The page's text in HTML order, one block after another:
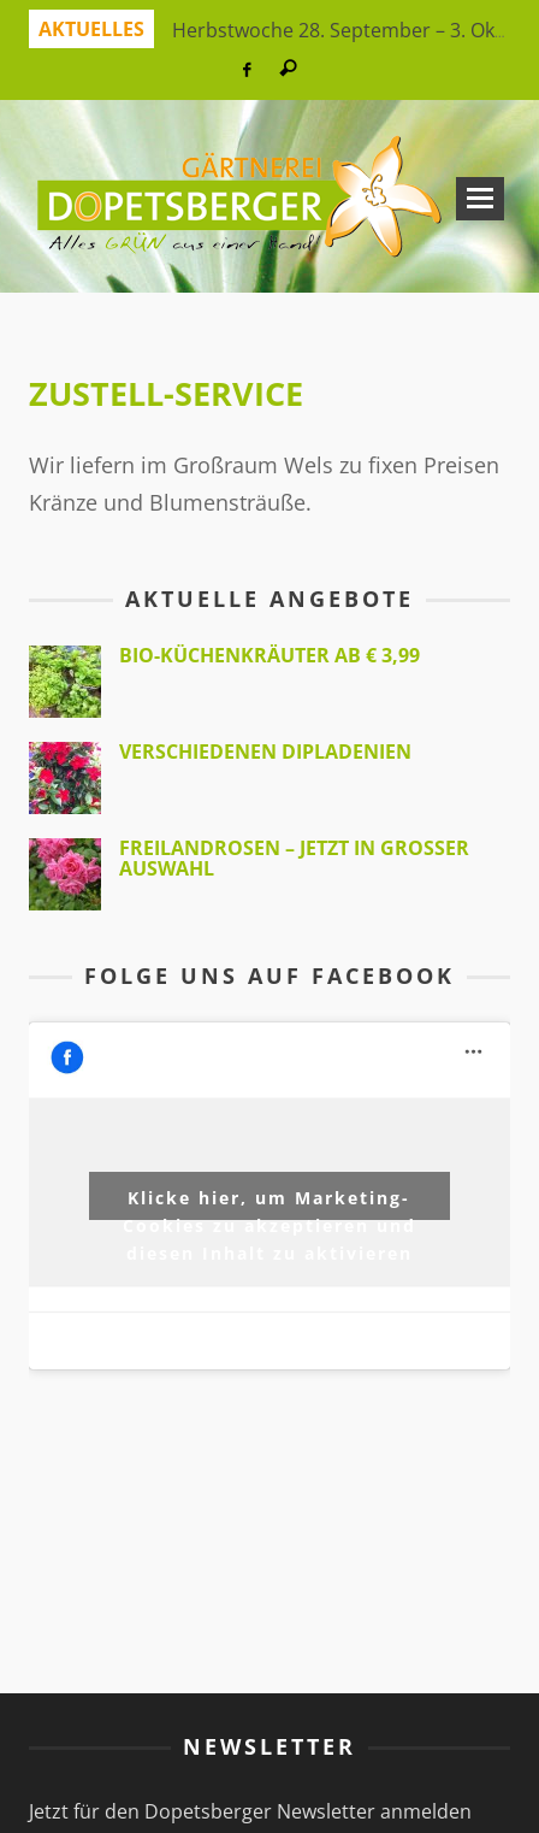
AKTUELLES Herbstwoche 28. September – 3. Oktober
Herbstzeit ist Pflanzzeit!
Jetzt sparen mit unserer App
Hitzeresistente Pflanzen für unsere Gärten
Virtueller Rundgang in der Erlebnisgärtnerei
So bleibt Ihr grünes Paradies gesund und schön
Workshop Herbststrauß
ZUSTELL-SERVICE
Wir liefern im Großraum Wels zu fixen Preisen
Kränze und Blumensträuße.
AKTUELLE ANGEBOTE
BIO-KÜCHENKRÄUTER AB € 3,99
VERSCHIEDENEN DIPLADENIEN
FREILANDROSEN – JETZT IN GROSSER A
USWAHL
FOLGE UNS AUF FACEBOOK
Klicke hier, um Marketing-
Cookies zu akzeptieren und
NEWSLETTER
Jetzt für den Dopetsberger Newsletter anmelden